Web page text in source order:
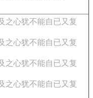
之心犹不能自已又复
之心犹不能自已又复
之心犹不能自已又复
之心犹不能自已又复